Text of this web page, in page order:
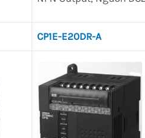
CP1E-E20DR-A